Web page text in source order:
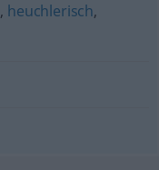
, heuchlerisch,